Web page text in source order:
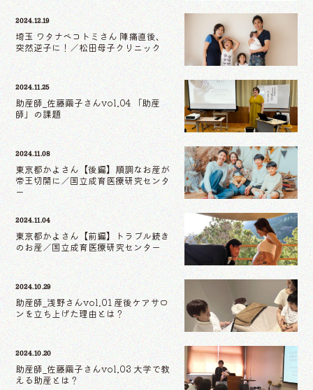
2024.12.19
埼玉 ワタナベコトミさん 陣痛直後、
突然逆子に！／松田母子クリニック
2024.11.25
助産師_佐藤繭子さんvol.04 「助産
師」の課題
2024.11.08
東京都かよさん【後編】順調なお産が
帝王切開に／国立成育医療研究センタ
ー
2024.11.04
東京都かよさん【前編】トラブル続き
のお産／国立成育医療研究センター
2024.10.29
助産師_浅野さんvol.01 産後ケアサロ
ンを立ち上げた理由とは？
2024.10.20
助産師_佐藤繭子さんvol.03 大学で教
える助産とは？